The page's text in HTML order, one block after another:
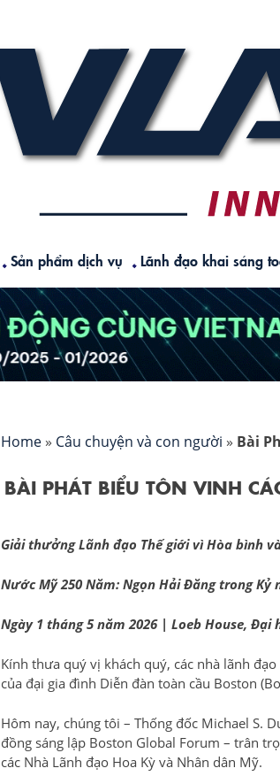
Sản phẩm dịch vụ Lãnh đạo khai sáng
Home» Câu chuyện và con người » Bài
BÀI PHÁT BIỂU TÔN VINH
Giải thưởng Lãnh đạo Thế giới vì Hòa bình
Nước Mỹ 250 Năm: Ngọn Hải Đăng trong Kỷ
Ngày 1 tháng 5 năm 2026 | Loeb House, Đại
Kính thưa quý vị khách quý, các nhà lãnh
của đại gia đình Diễn đàn toàn cầu Boston
Hôm nay, chúng tôi – Thống đốc Michael S.
đồng sáng lập Boston Global Forum – trân
các Nhà Lãnh đạo Hoa Kỳ và Nhân dân Mỹ.